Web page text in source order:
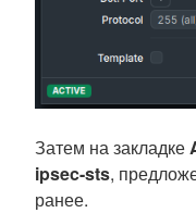
Затем на закладке
ipsec-sts,
ранее.